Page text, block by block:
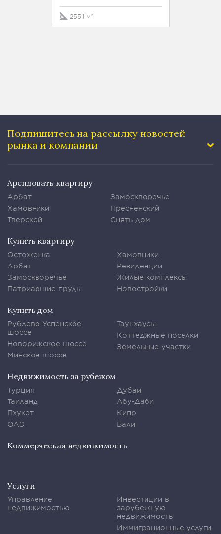
255.1 м²
Подпишитесь на рассылку новостей
рынка и компании
Арендовать квартиру
Арбат
Хамовники
Тверской
Замоскворечье
Пресненский
Снять дом
Купить квартиру
Остоженка
Арбат
Замоскворечье
Патриаршие пруды
Хамовники
Резиденции
Жилые комплексы
Новостройки
Купить дом
Рублево-Успенское
шоссе
Новорижское шоссе
Минское шоссе
Таунхаусы
Коттеджные поселки
Земельные участки
Недвижимость за рубежом
Турция
Таиланд
Пхукет
ОАЭ
Дубаи
Абу-Даби
Кипр
Бали
Коммерческая недвижимость
Услуги
Управление
недвижимостью
Инвестиции в
зарубежную
недвижимость
Иммиграционные услуги